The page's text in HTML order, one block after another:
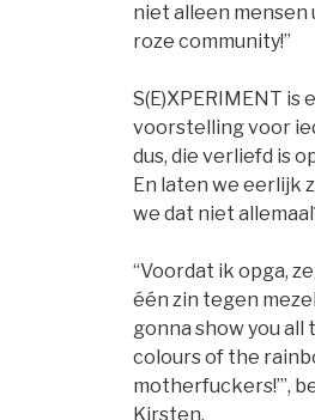
niet alleen mensen
roze community!”
S(E)XPERIMENT is
voorstelling voor
dus, die verliefd is
En laten we eerlijk
we dat niet
“Voordat ik opga,
één zin tegen
gonna show you all
colours of the
motherfuckers!’”,
Kirsten.